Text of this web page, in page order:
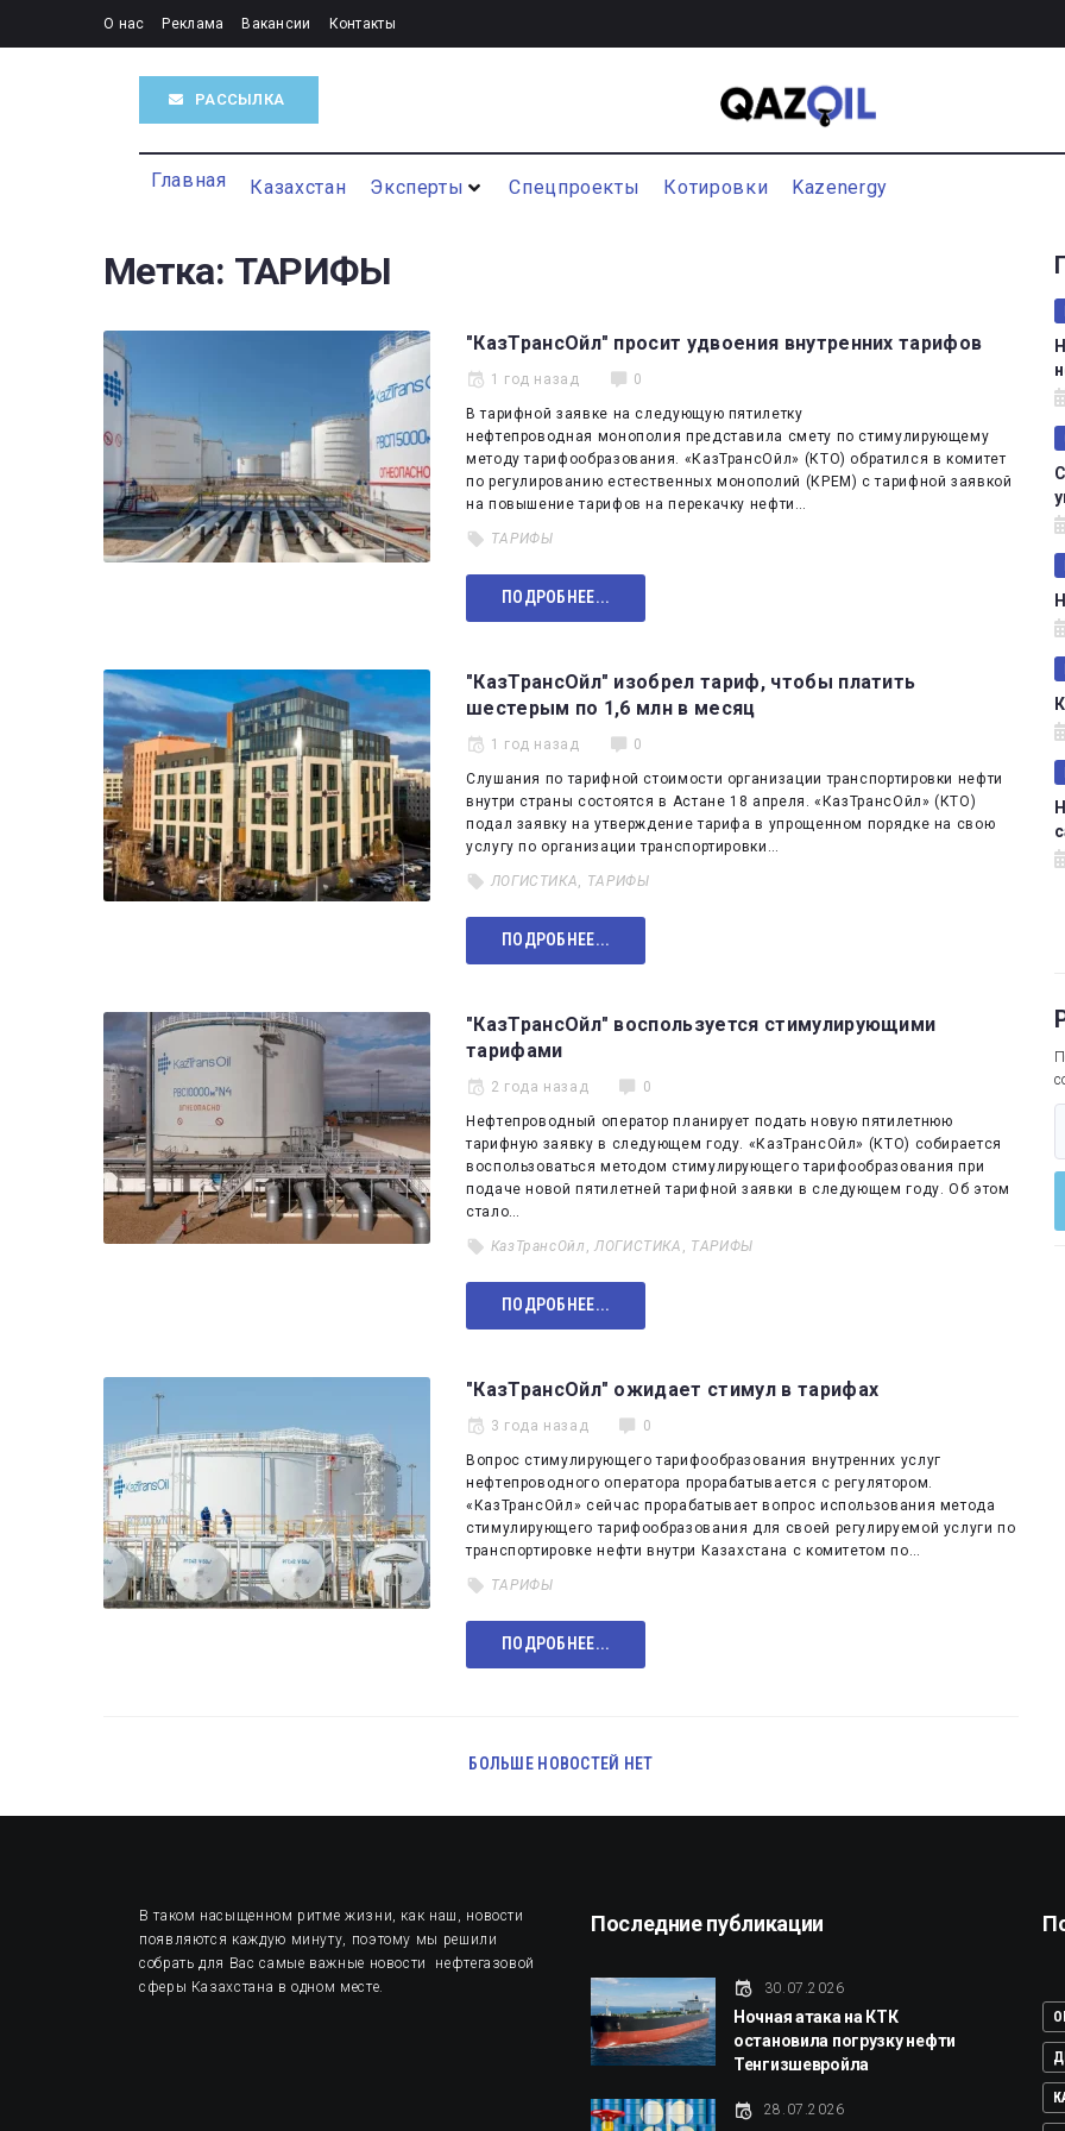
О нас Реклама Вакансии Контакты
РАССЫЛКА
Главная Казахстан Эксперты Спецпроекты Котировки Kazenergy
Метка: ТАРИФЫ
"КазТрансОйл" просит удвоения внутренних тарифов
1 год назад 0
В тарифной заявке на следующую пятилетку
нефтепроводная монополия представила смету по стимулирующему
методу тарифообразования. «КазТрансОйл» (КТО) обратился в комитет
по регулированию естественных монополий (КРЕМ) с тарифной заявкой
на повышение тарифов на перекачку нефти…
ТАРИФЫ
ПОДРОБНЕЕ...
"КазТрансОйл" изобрел тариф, чтобы платить
шестерым по 1,6 млн в месяц
1 год назад 0
​Слушания по тарифной стоимости организации транспортировки нефти
внутри страны состоятся в Астане 18 апреля. «КазТрансОйл» (КТО)
подал заявку на утверждение тарифа в упрощенном порядке на свою
услугу по организации транспортировки…
ЛОГИСТИКА, ТАРИФЫ
ПОДРОБНЕЕ...
"КазТрансОйл" воспользуется стимулирующими
тарифами
2 года назад 0
Нефтепроводный оператор планирует подать новую пятилетнюю
тарифную заявку в следующем году. «КазТрансОйл» (КТО) собирается
воспользоваться методом стимулирующего тарифообразования при
подаче новой пятилетней тарифной заявки в следующем году. Об этом
стало…
КазТрансОйл , ЛОГИСТИКА , ТАРИФЫ
ПОДРОБНЕЕ...
"КазТрансОйл" ожидает стимул в тарифах
3 года назад 0
Вопрос стимулирующего тарифообразования внутренних услуг
нефтепроводного оператора прорабатывается с регулятором.
«КазТрансОйл» сейчас прорабатывает вопрос использования метода
стимулирующего тарифообразования для своей регулируемой услуги по
транспортировке нефти внутри Казахстана с комитетом по…
ТАРИФЫ
ПОДРОБНЕЕ...
БОЛЬШЕ НОВОСТЕЙ НЕТ
В таком насыщенном ритме жизни, как наш, новости
появляются каждую минуту, поэтому мы решили
собрать для Вас самые важные новости нефтегазовой
сферы Казахстана в одном месте.
Последние публикации
30.07.2026
Ночная атака на КТК
остановила погрузку нефти
Тенгизшевройла
28.07.2026